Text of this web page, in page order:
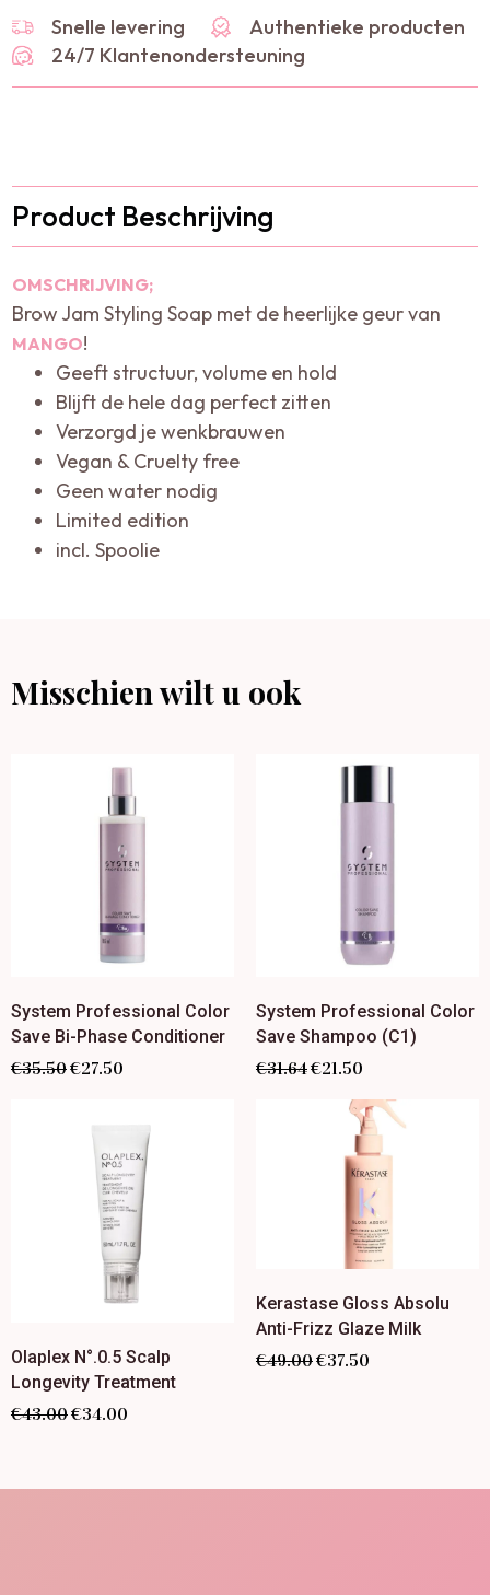
Snelle levering
Authentieke producten
24/7 Klantenondersteuning
Product Beschrijving
OMSCHRIJVING;
Brow Jam Styling Soap met de heerlijke geur van
MANGO!
Geeft structuur, volume en hold
Blijft de hele dag perfect zitten
Verzorgd je wenkbrauwen
Vegan & Cruelty free
Geen water nodig
Limited edition
incl. Spoolie
Misschien wilt u ook
System Professional Color
Save Bi-Phase Conditioner
€35.50€27.50
System Professional Color
Save Shampoo (C1)
€31.64€21.50
Olaplex N°.0.5 Scalp
Longevity Treatment
€43.00€34.00
Kerastase Gloss Absolu
Anti-Frizz Glaze Milk
€49.00€37.50